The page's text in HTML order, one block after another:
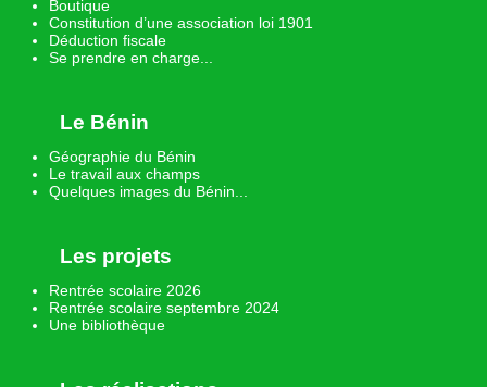
Boutique
Constitution d’une association loi 1901
Déduction fiscale
Se prendre en charge...
Le Bénin
Géographie du Bénin
Le travail aux champs
Quelques images du Bénin...
Les projets
Rentrée scolaire 2026
Rentrée scolaire septembre 2024
Une bibliothèque